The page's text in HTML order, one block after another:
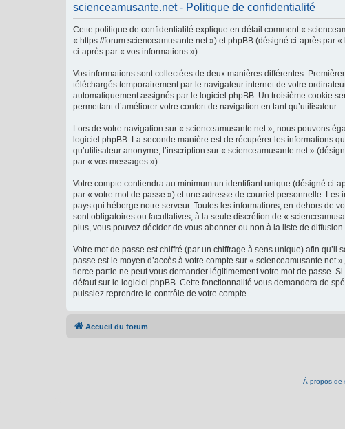
scienceamusante.net - Politique de confidentialité
Cette politique de confidentialité explique en détail comment «
« https://forum.scienceamusante.net ») et phpBB (désigné ci-après par
ci-après par « vos informations »).
Vos informations sont collectées de deux manières différentes.
téléchargés temporairement par le navigateur internet de votre
automatiquement assignés par le logiciel phpBB. Un troisième cookie
permettant d’améliorer votre confort de navigation en tant qu’utilisateur.
Lors de votre navigation sur « scienceamusante.net », nous pouvons
logiciel phpBB. La seconde manière est de récupérer les informations
qu’utilisateur anonyme, l’inscription sur « scienceamusante.net »
par « vos messages »).
Votre compte contiendra au minimum un identifiant unique (désigné ci-
par « votre mot de passe ») et une adresse de courriel personnelle.
pays qui héberge notre serveur. Toutes les informations, en-dehors de
sont obligatoires ou facultatives, à la seule discrétion de «
plus, vous pouvez décider de vous abonner ou non à la liste de
Votre mot de passe est chiffré (par un chiffrage à sens unique) afin
passe est le moyen d’accès à votre compte sur «
tierce partie ne peut vous demander légitimement votre mot de passe.
défaut sur le logiciel phpBB. Cette fonctionnalité vous demandera de
puissiez reprendre le contrôle de votre compte.
Accueil du forum
À propos de